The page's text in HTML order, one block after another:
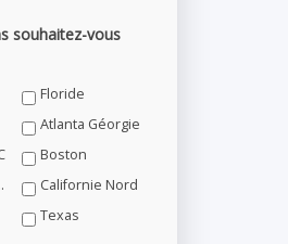
souhaitez-vous
Floride
Atlanta Géorgie
Boston
Californie Nord
Texas